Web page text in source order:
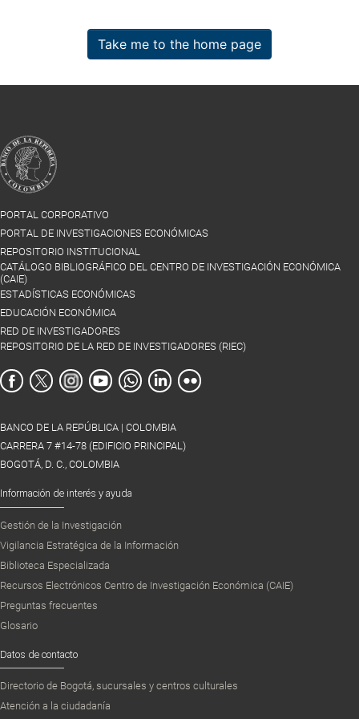
Take me to the home page
PORTAL CORPORATIVO
PORTAL DE INVESTIGACIONES ECONÓMICAS
REPOSITORIO INSTITUCIONAL
CATÁLOGO BIBLIOGRÁFICO DEL CENTRO DE INVESTIGACIÓN ECONÓMICA
(CAIE)
ESTADÍSTICAS ECONÓMICAS
EDUCACIÓN ECONÓMICA
RED DE INVESTIGADORES
REPOSITORIO DE LA RED DE INVESTIGADORES (RIEC)
BANCO DE LA REPÚBLICA | COLOMBIA
CARRERA 7 #14-78 (EDIFICIO PRINCIPAL)
BOGOTÁ, D. C., COLOMBIA
Información de interés y ayuda
Gestión de la Investigación
Vigilancia Estratégica de la Información
Biblioteca Especializada
Recursos Electrónicos Centro de Investigación Económica (CAIE)
Preguntas frecuentes
Glosario
Datos de contacto
Directorio de Bogotá, sucursales y centros culturales
Atención a la ciudadanía